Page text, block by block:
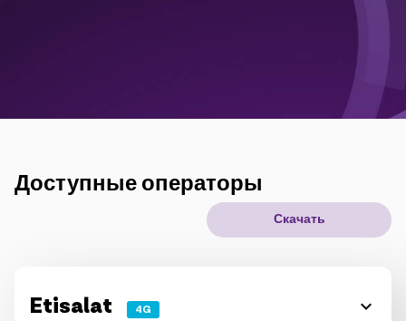
IoT решения
Доступные операторы
Скачать
Etisalat 4G